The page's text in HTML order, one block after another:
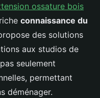
ossature bois
connaissance du
des solutions
aux studios de
seulement
permettant
déménager.